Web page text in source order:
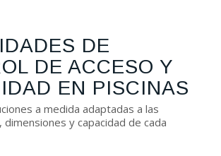
DE
DE ACCESO Y
EN PISCINAS
a medida adaptadas a las
y capacidad de cada